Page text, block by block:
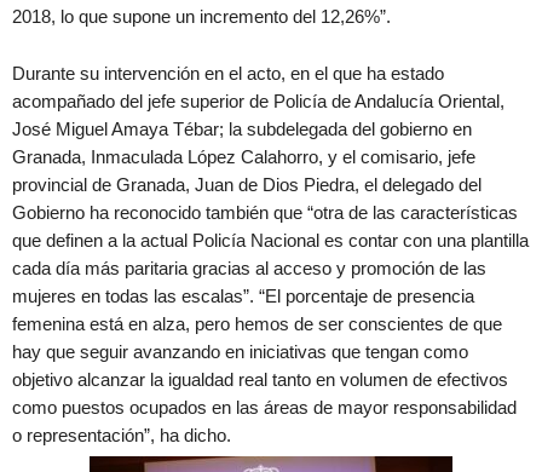
2018, lo que supone un incremento del 12,26%”.
Durante su intervención en el acto, en el que ha estado
acompañado del jefe superior de Policía de Andalucía Oriental,
José Miguel Amaya Tébar; la subdelegada del gobierno en
Granada, Inmaculada López Calahorro, y el comisario, jefe
provincial de Granada, Juan de Dios Piedra, el delegado del
Gobierno ha reconocido también que “otra de las características
que definen a la actual Policía Nacional es contar con una plantilla
cada día más paritaria gracias al acceso y promoción de las
mujeres en todas las escalas”. “El porcentaje de presencia
femenina está en alza, pero hemos de ser conscientes de que
hay que seguir avanzando en iniciativas que tengan como
objetivo alcanzar la igualdad real tanto en volumen de efectivos
como puestos ocupados en las áreas de mayor responsabilidad
o representación”, ha dicho.